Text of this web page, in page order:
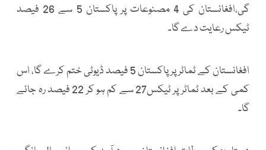
گی،افغانستان کی 4 مصنوعات پر پاکستان 5 سے 26 فیصد
ٹیکس رعایت دے گا۔
افغانستان کے ٹماٹر پر پاکستان 5 فیصد ڈیوٹی ختم کرے گا، اس
کمی کے بعد ٹماٹر پر ٹیکس27 سے کم ہو کر 22 فیصد رہ جائے
گا۔